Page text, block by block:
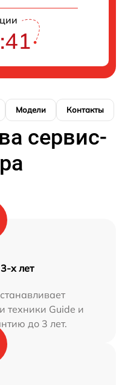
Модели Контакты
сервис-
х лет
техники Guide и
до 3 лет.